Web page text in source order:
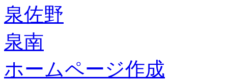
泉佐野
泉南
ホームページ作成